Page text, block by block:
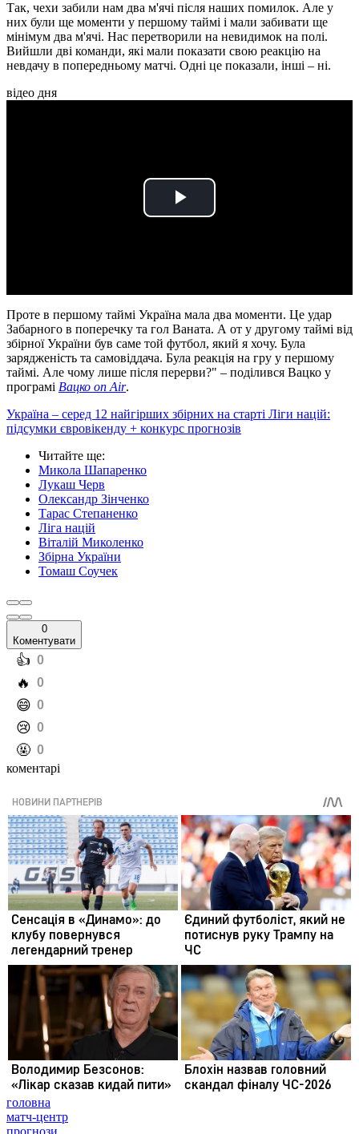
Так, чехи забили нам два м'ячі після наших помилок. Але у
них були ще моменти у першому таймі і мали забивати ще
мінімум два м'ячі. Нас перетворили на невидимок на полі.
Вийшли дві команди, які мали показати свою реакцію на
невдачу в попередньому матчі. Одні це показали, інші – ні.
відео дня
Play
Проте в першому таймі Україна мала два моменти. Це удар
Забарного в поперечку та гол Ваната. А от у другому таймі від
збірної України був саме той футбол, який я хочу. Була
зарядженість та самовіддача. Була реакція на гру у першому
таймі. Але чому лише після перерви?" – поділився Вацко у
програмі Вацко on Air.
Україна – серед 12 найгірших збірних на старті Ліги націй:
підсумки євровікенду + конкурс прогнозів
Читайте ще:
Микола Шапаренко
Лукаш Черв
Олександр Зінченко
Тарас Степаненко
Ліга націй
Віталій Миколенко
Збірна України
Томаш Соучек
0
Коментувати
️👍 0
️🔥 0
️😄 0
️😢 0
️🤬 0
коментарі
головна
матч-центр
прогнози